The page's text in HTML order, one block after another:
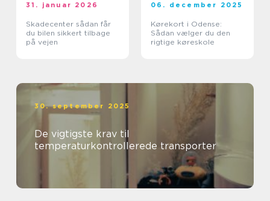
31. januar 2026
Skadecenter sådan får
du bilen sikkert tilbage
på vejen
06. december 2025
Kørekort i Odense:
Sådan vælger du den
rigtige køreskole
30. september 2025
De vigtigste krav til
temperaturkontrollerede transporter